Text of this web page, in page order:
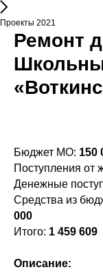
Проекты 2021
Ремонт
Бюджет МО: 150
Поступления от
Денежные
Средства из
000
Итого: 1 459 609
Описание: